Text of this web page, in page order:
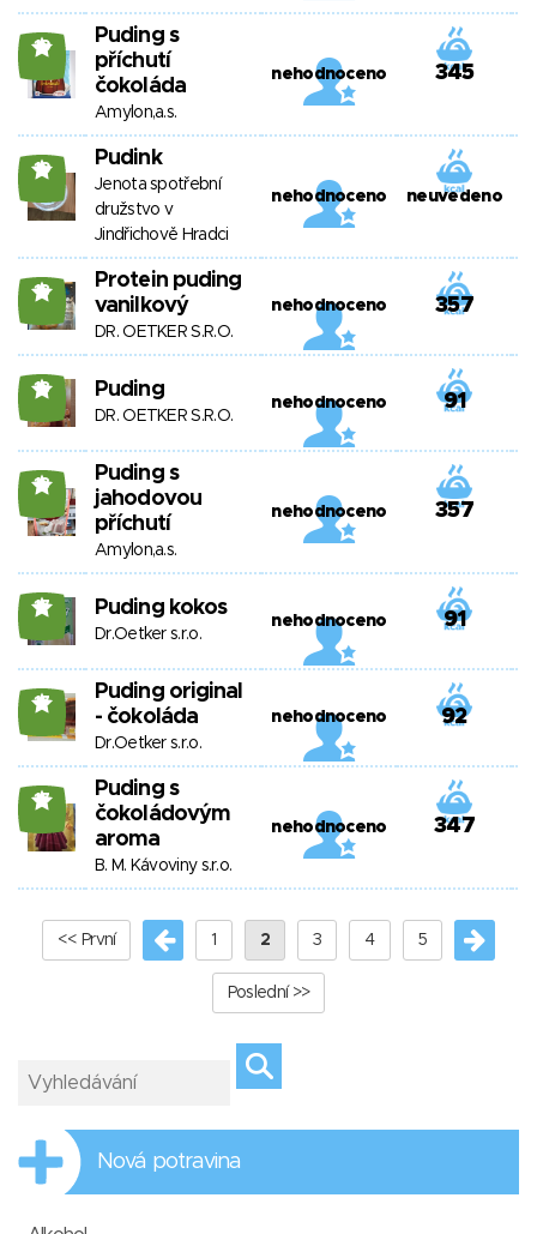
19
Puding s
příchutí
čokoláda
Amylon,a.s.
nehodnoceno 345
19 Pudink
Jenota spotřební
družstvo v
Jindřichově Hradci
nehodnoceno neuvedeno
18
Protein puding
vanilkový
DR. OETKER S.R.O.
nehodnoceno 357
18 Puding
DR. OETKER S.R.O.
nehodnoceno 91
18
Puding s
jahodovou
příchutí
Amylon,a.s.
nehodnoceno 357
17 Puding kokos
Dr.Oetker s.r.o.
nehodnoceno 91
17
Puding original
- čokoláda
Dr.Oetker s.r.o.
nehodnoceno 92
17
Puding s
čokoládovým
aroma
B. M. Kávoviny s.r.o.
nehodnoceno 347
<< První 1 2 3 4 5
Poslední >>
Nová potravina